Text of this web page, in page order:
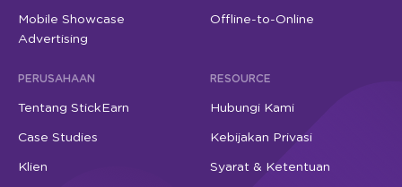
Mobile Showcase
Advertising
Offline-to-Online
PERUSAHAAN
Tentang StickEarn
Case Studies
Klien
RESOURCE
Hubungi Kami
Kebijakan Privasi
Syarat & Ketentuan